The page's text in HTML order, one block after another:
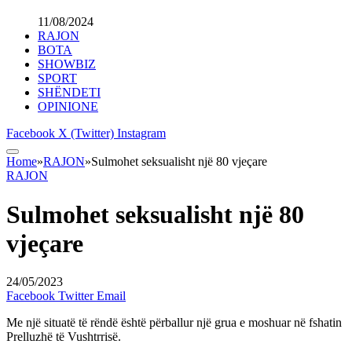
11/08/2024
RAJON
BOTA
SHOWBIZ
SPORT
SHËNDETI
OPINIONE
Facebook X (Twitter) Instagram
Home»RAJON»Sulmohet seksualisht një 80 vjeçare
RAJON
Sulmohet seksualisht një 80
vjeçare
24/05/2023
Facebook Twitter Email
Me një situatë të rëndë është përballur një grua e moshuar në fshatin
Prelluzhë të Vushtrrisë.